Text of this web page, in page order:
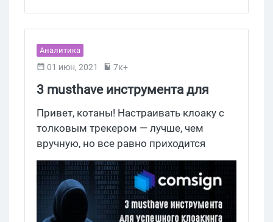
Аналитика
01 июн, 2021 7к+
3 musthave инструмента для
арбиржаника от Comsign, с
которыми разберется даже
новичок
Привет, котаны! Настраивать клоаку с
толковым трекером — лучше, чем
вручную, но все равно приходится
тратить уйму времени на создание
whitepage для маскировки. Когда РК
запускаются десятками, подключение и
заполнение белых лендов серьезно
тормозит процесс пролива трафика, а